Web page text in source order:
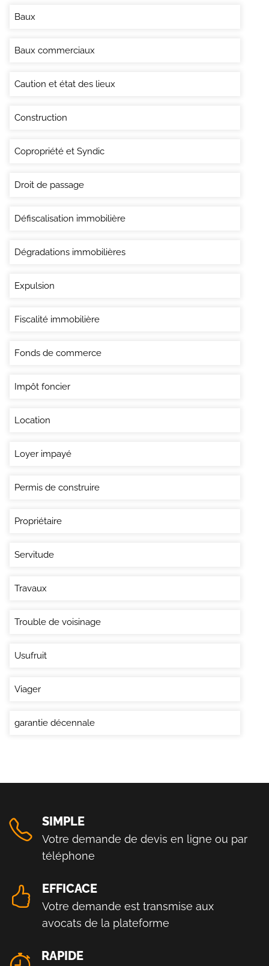
Baux
Baux commerciaux
Caution et état des lieux
Construction
Copropriété et Syndic
Droit de passage
Défiscalisation immobilière
Dégradations immobilières
Expulsion
Fiscalité immobilière
Fonds de commerce
Impôt foncier
Location
Loyer impayé
Permis de construire
Propriétaire
Servitude
Travaux
Trouble de voisinage
Usufruit
Viager
garantie décennale
SIMPLE
Votre demande de devis en ligne ou par
téléphone
EFFICACE
Votre demande est transmise aux
avocats de la plateforme
RAPIDE